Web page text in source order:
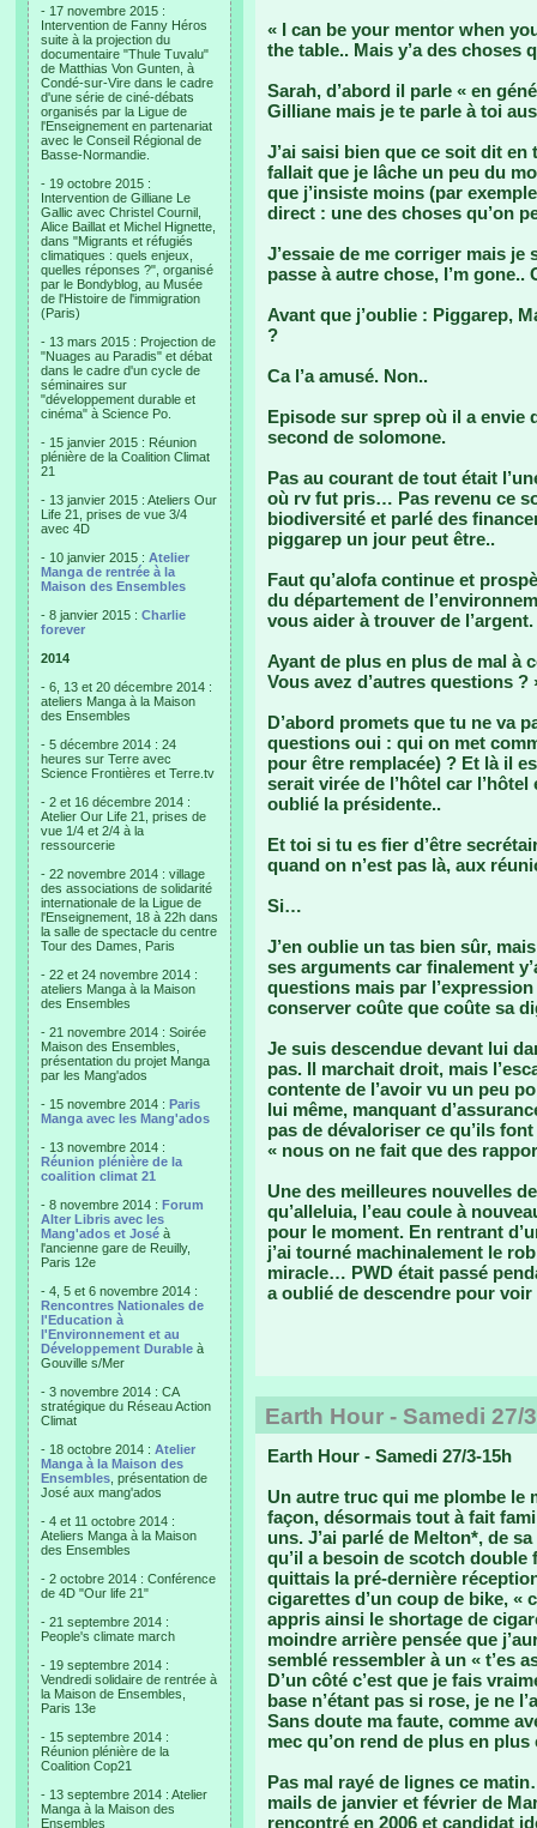
- 17 novembre 2015 :
Intervention de Fanny Héros
suite à la projection du
documentaire "Thule Tuvalu"
de Matthias Von Gunten, à
Condé-sur-Vire dans le cadre
d'une série de ciné-débats
organisés par la Ligue de
l'Enseignement en partenariat
avec le Conseil Régional de
Basse-Normandie.
- 19 octobre 2015 :
Intervention de Gilliane Le
Gallic avec Christel Cournil,
Alice Baillat et Michel Hignette,
dans "Migrants et réfugiés
climatiques : quels enjeux,
quelles réponses ?", organisé
par le Bondyblog, au Musée
de l'Histoire de l'immigration
(Paris)
- 13 mars 2015 : Projection de
"Nuages au Paradis" et débat
dans le cadre d'un cycle de
séminaires sur
"développement durable et
cinéma" à Science Po.
- 15 janvier 2015 : Réunion
plénière de la Coalition Climat
21
- 13 janvier 2015 : Ateliers Our
Life 21, prises de vue 3/4
avec 4D
- 10 janvier 2015 : Atelier
Manga de rentrée à la
Maison des Ensembles
- 8 janvier 2015 : Charlie
forever
2014
- 6, 13 et 20 décembre 2014 :
ateliers Manga à la Maison
des Ensembles
- 5 décembre 2014 : 24
heures sur Terre avec
Science Frontières et Terre.tv
- 2 et 16 décembre 2014 :
Atelier Our Life 21, prises de
vue 1/4 et 2/4 à la
ressourcerie
- 22 novembre 2014 : village
des associations de solidarité
internationale de la Ligue de
l'Enseignement, 18 à 22h dans
la salle de spectacle du centre
Tour des Dames, Paris
- 22 et 24 novembre 2014 :
ateliers Manga à la Maison
des Ensembles
- 21 novembre 2014 : Soirée
Maison des Ensembles,
présentation du projet Manga
par les Mang'ados
- 15 novembre 2014 : Paris
Manga avec les Mang'ados
- 13 novembre 2014 :
Réunion plénière de la
coalition climat 21
- 8 novembre 2014 : Forum
Alter Libris avec les
Mang'ados et José à
l'ancienne gare de Reuilly,
Paris 12e
- 4, 5 et 6 novembre 2014 :
Rencontres Nationales de
l'Education à
l'Environnement et au
Développement Durable à
Gouville s/Mer
- 3 novembre 2014 : CA
stratégique du Réseau Action
Climat
- 18 octobre 2014 : Atelier
Manga à la Maison des
Ensembles , présentation de
José aux mang'ados
- 4 et 11 octobre 2014 :
Ateliers Manga à la Maison
des Ensembles
- 2 octobre 2014 : Conférence
de 4D "Our life 21"
- 21 septembre 2014 :
People's climate march
- 19 septembre 2014 :
Vendredi solidaire de rentrée à
la Maison de Ensembles,
Paris 13e
- 15 septembre 2014 :
Réunion plénière de la
Coalition Cop21
- 13 septembre 2014 : Atelier
Manga à la Maison des
Ensembles
« I can be your mentor when
the table.. Mais y’a des choses
Sarah, d’abord il parle « en
Gilliane mais je te parle à toi
J’ai saisi bien que ce soit dit
fallait que je lâche un peu du
que j’insiste moins (par
direct : une des choses qu’on
J’essaie de me corriger mais
passe à autre chose, I’m
Avant que j’oublie : Piggarep,
?
Ca l’a amusé. Non..
Episode sur sprep où il a envie
second de solomone.
Pas au courant de tout était
où rv fut pris… Pas revenu ce
biodiversité et parlé des
piggarep un jour peut être..
Faut qu’alofa continue et
du département de
vous aider à trouver de l’argent.
Ayant de plus en plus de mal à
Vous avez d’autres questions ?
D’abord promets que tu ne va
questions oui : qui on met
pour être remplacée) ? Et là il
serait virée de l’hôtel car
oublié la présidente..
Et toi si tu es fier d’être
quand on n’est pas là, aux
Si…
J’en oublie un tas bien sûr,
ses arguments car finalement
questions mais par
conserver coûte que coûte sa
Je suis descendue devant lui
pas. Il marchait droit, mais
contente de l’avoir vu un peu
lui même, manquant
pas de dévaloriser ce qu’ils
« nous on ne fait que des
Une des meilleures nouvelles
qu’alleluia, l’eau coule à
pour le moment. En rentrant
j’ai tourné machinalement le
miracle… PWD était passé
a oublié de descendre pour
Earth Hour - Samedi 27/
Earth Hour - Samedi 27/3-15h
Un autre truc qui me plombe le
façon, désormais tout à fait
uns. J’ai parlé de Melton*, de
qu’il a besoin de scotch double
quittais la pré-dernière
cigarettes d’un coup de bike, «
appris ainsi le shortage de
moindre arrière pensée que
semblé ressembler à un « t’es
D’un côté c’est que je fais
base n’étant pas si rose, je ne
Sans doute ma faute, comme
mec qu’on rend de plus en plus
Pas mal rayé de lignes ce
mails de janvier et février de
rencontré en 2006 et candidat